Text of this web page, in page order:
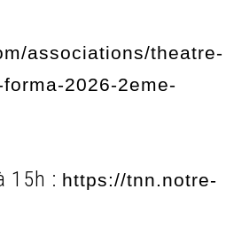
associations/theatre-
2026-2eme-
15h : https://tnn.notre-